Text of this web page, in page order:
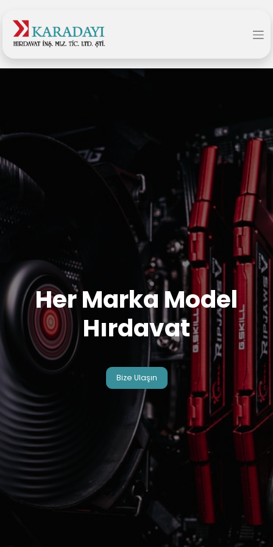
Her Marka Model
Hırdavat
Bize Ulaşın